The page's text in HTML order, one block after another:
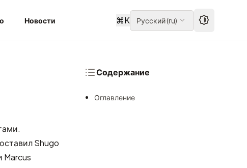
Новости ⌘K Русский(ru)
Shugo
Marcus
Содержание
Оглавление